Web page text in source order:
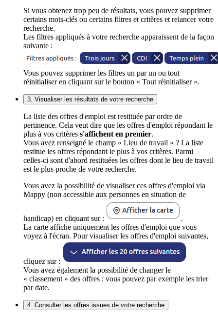
Si vous obtenez trop peu de résultats, vous pouvez supprimer
certains mots-clés ou certains filtres et critères et relancer votre
recherche.
Les filtres appliqués à votre recherche apparaissent de la façon
suivante :
Vous pouvez supprimer les filtres un par un ou tout
réinitialiser en cliquant sur le bouton « Tout réinitialiser ».
3. Visualiser les résultats de votre recherche
La liste des offres d'emploi est restituée par ordre de
pertinence. Cela veut dire que les offres d'emploi répondant le
plus à vos critères s'affichent en premier.
Vous avez renseigné le champ « Lieu de travail » ? La liste
restitue les offres répondant le plus à vos critères. Parmi
celles-ci sont d'abord restituées les offres dont le lieu de travail
est le plus proche de votre recherche.
Vous avez la possibilité de visualiser ces offres d'emploi via
Mappy (non accessible aux personnes en situation de
handicap) en cliquant sur :
.
La carte affiche uniquement les offres d'emploi que vous
voyez à l'écran. Pour visualiser les offres d'emploi suivantes,
cliquez sur :
Vous avez également la possibilité de changer le
« classement » des offres : vous pouvez par exemple les trier
par date.
4. Consulter les offres issues de votre recherche